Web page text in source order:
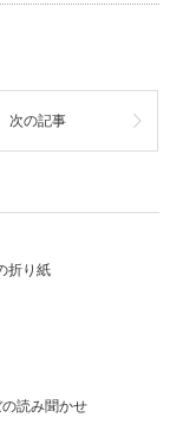
次の記事
折り紙
読み聞かせ